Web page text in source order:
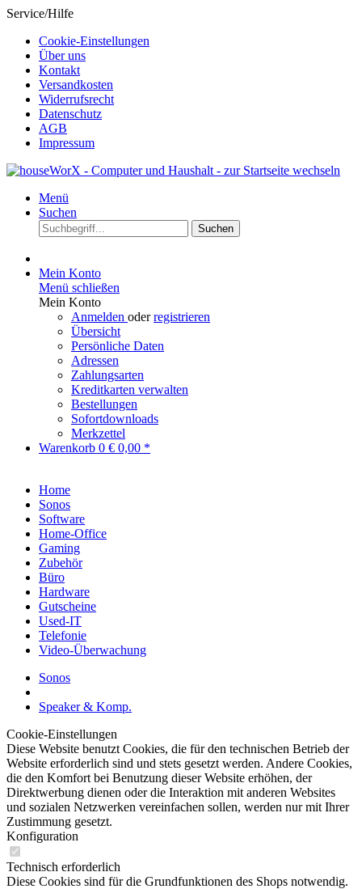
Service/Hilfe
Cookie-Einstellungen
Über uns
Kontakt
Versandkosten
Widerrufsrecht
Datenschutz
AGB
Impressum
Menü
Suchen
Suchen
Mein Konto
Menü schließen
Mein Konto
Anmelden oderregistrieren
Übersicht
Persönliche Daten
Adressen
Zahlungsarten
Kreditkarten verwalten
Bestellungen
Sofortdownloads
Merkzettel
Warenkorb 0 € 0,00 *
Home
Sonos
Software
Home-Office
Gaming
Zubehör
Büro
Hardware
Gutscheine
Used-IT
Telefonie
Video-Überwachung
Sonos
Speaker & Komp.
Cookie-Einstellungen
Diese Website benutzt Cookies, die für den technischen Betrieb der
Website erforderlich sind und stets gesetzt werden. Andere Cookies,
die den Komfort bei Benutzung dieser Website erhöhen, der
Direktwerbung dienen oder die Interaktion mit anderen Websites
und sozialen Netzwerken vereinfachen sollen, werden nur mit Ihrer
Zustimmung gesetzt.
Konfiguration
Technisch erforderlich
Diese Cookies sind für die Grundfunktionen des Shops notwendig.